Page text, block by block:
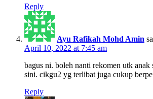
Reply
Ayu Rafikah Mohd Amin
April 10, 2022 at 7:45 am
bagus ni. boleh nanti rekomen utk anak
sini. cikgu2 yg terlibat juga cukup
Reply